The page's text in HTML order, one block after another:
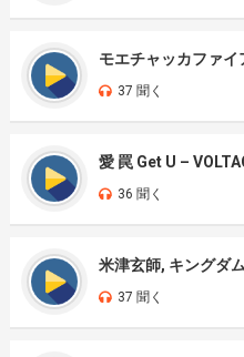
37 聞く
愛 罠 Get U –
36 聞く
米津玄師, キングダ
37 聞く